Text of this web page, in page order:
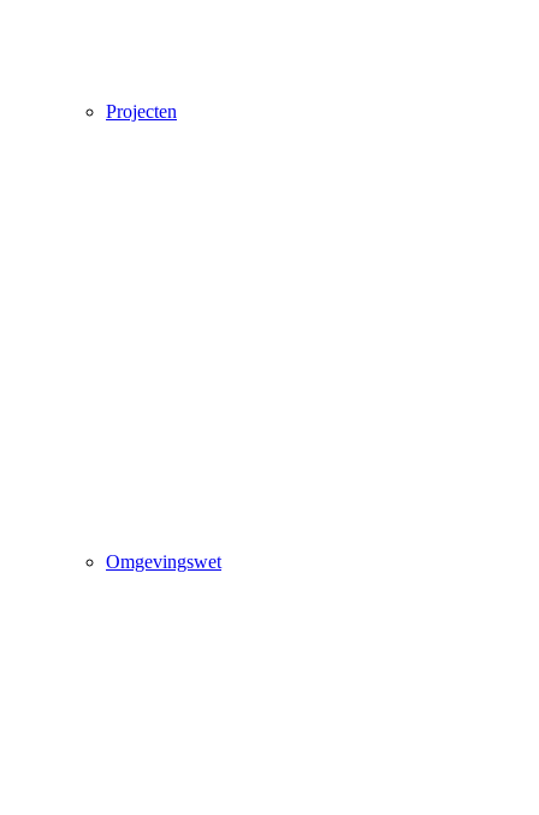
Projecten
Omgevingswet